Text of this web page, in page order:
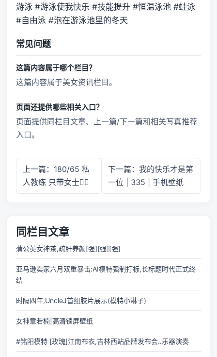
游泳 #游泳使我快乐 #技能提升 #恒温泳池 #蛙泳
#自由泳 #泡在游泳池里的冬天
常见问题
这篇内容属于哪个栏目？
这篇内容属于美女资讯栏目。
页面还提供哪些相关入口？
页面提供同栏目文章、上一篇/下一篇和相关写真推荐
入口。
上一篇：180/65 私
人教练 只带女士🧚‍♀️
下一篇：我的快乐才是第
一位 | 335 | 手机壁纸
同栏目文章
蒲公英女神茶,疏肝养颜[强][强][强]
亚马逊卖家六月双重暴击:AI模特强制打标,长标题时代正式终
结
时隔四年,UncleJ首组胶片展示(模特小淋子)
女神章若楠|高清锁屏壁纸
#铭阳模特 [玫瑰]江南布衣,吉林西站品牌发布会..乐器演奏